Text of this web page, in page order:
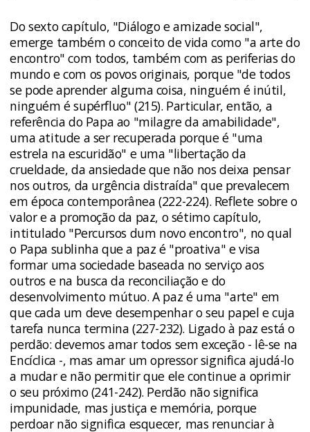
Do sexto capítulo, "Diálogo e amizade social",
emerge também o conceito de vida como "a arte do
encontro" com todos, também com as periferias do
mundo e com os povos originais, porque "de todos
se pode aprender alguma coisa, nin­guém é inútil,
ninguém é supérfluo" (215). Particular, então, a
referência do Papa ao "milagre da amabilidade",
uma atitude a ser recuperada porque é "uma
estrela na escuridão" e uma "libertação da
crueldade, da ansiedade que não nos deixa pensar
nos outros, da urgência distraída" que prevalecem
em época contemporânea (222-224). Reflete sobre o
valor e a promoção da paz, o sétimo capítulo,
intitulado "Percursos dum novo encontro", no qual
o Papa sublinha que a paz é "proativa" e visa
formar uma sociedade baseada no serviço aos
outros e na busca da reconciliação e do
desenvolvimento mútuo. A paz é uma "arte" em
que cada um deve desempenhar o seu papel e cuja
tarefa nunca termina (227-232). Ligado à paz está o
perdão: devemos amar todos sem exceção - lê-se na
Encíclica -, mas amar um opressor significa ajudá-lo
a mudar e não permitir que ele continue a oprimir
o seu próximo (241-242). Perdão não significa
impunidade, mas justiça e memória, porque
perdoar não significa esquecer, mas renunciar à